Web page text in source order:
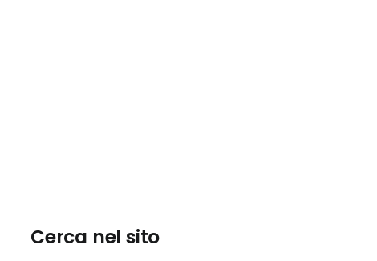
Cerca nel sito